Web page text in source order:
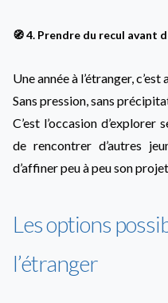
🧭 4. Prendre du recul avant
Une année à l’étranger,
Sans pression, sans
C’est l’occasion d’explorer
de rencontrer d’autres
d’affiner peu à peu son
Les options
l’étranger